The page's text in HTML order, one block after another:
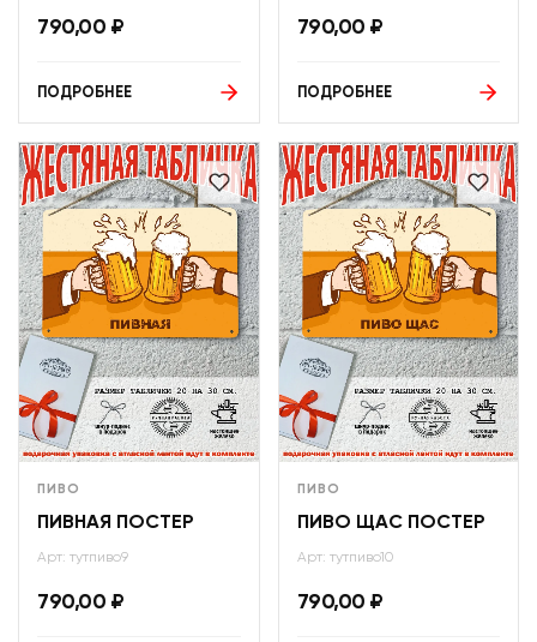
790,00 ₽
ПОДРОБНЕЕ
790,00 ₽
ПОДРОБНЕЕ
ПИВО
ПИВНАЯ ПОСТЕР
Арт: тутпиво9
790,00 ₽
ПИВО
ПИВО ЩАС ПОСТЕР
Арт: тутпиво10
790,00 ₽